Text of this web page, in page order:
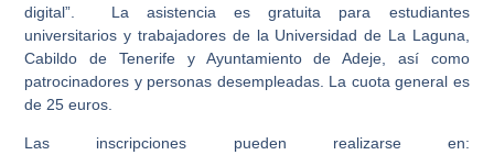
digital”. La asistencia es gratuita para estudiantes
universitarios y trabajadores de la Universidad de La Laguna,
Cabildo de Tenerife y Ayuntamiento de Adeje, así como
patrocinadores y personas desempleadas. La cuota general es
de 25 euros.
Las inscripciones pueden realizarse en: